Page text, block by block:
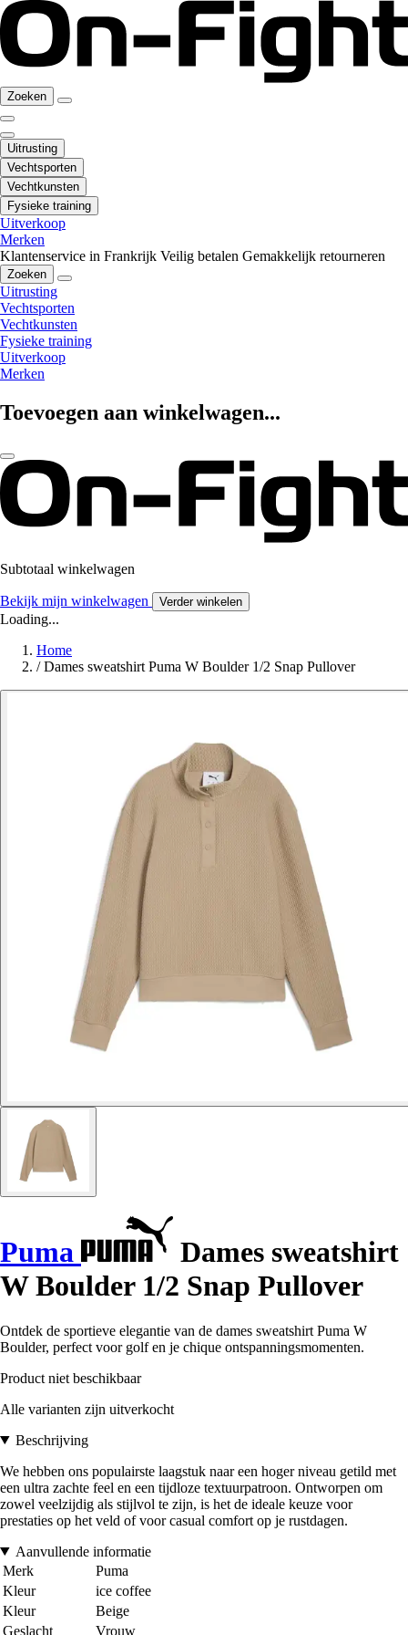
Zoeken
Uitrusting
Vechtsporten
Vechtkunsten
Fysieke training
Uitverkoop
Merken
Klantenservice in Frankrijk Veilig betalen Gemakkelijk retourneren
Zoeken
Uitrusting
Vechtsporten
Vechtkunsten
Fysieke training
Uitverkoop
Merken
Toevoegen aan winkelwagen...
Subtotaal winkelwagen
Bekijk mijn winkelwagen Verder winkelen
Loading...
Home
/ Dames sweatshirt Puma W Boulder 1/2 Snap Pullover
Puma
Dames sweatshirt
W Boulder 1/2 Snap Pullover
Ontdek de sportieve elegantie van de dames sweatshirt Puma W
Boulder, perfect voor golf en je chique ontspanningsmomenten.
Product niet beschikbaar
Alle varianten zijn uitverkocht
Beschrijving
We hebben ons populairste laagstuk naar een hoger niveau getild met
een ultra zachte feel en een tijdloze textuurpatroon. Ontworpen om
zowel veelzijdig als stijlvol te zijn, is het de ideale keuze voor
prestaties op het veld of voor casual comfort op je rustdagen.
Aanvullende informatie
Merk
Puma
Kleur
ice coffee
Kleur
Beige
Geslacht
Vrouw